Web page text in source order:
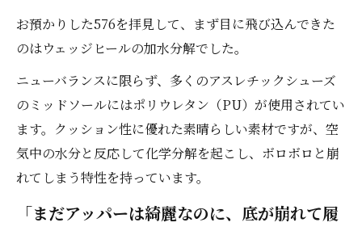
お預かりした576を拝見して、まず目に飛び込んできた
のはウェッジヒールの加水分解でした。
ニューバランスに限らず、多くのアスレチックシューズ
のミッドソールにはポリウレタン（PU）が使用されてい
ます。クッション性に優れた素晴らしい素材ですが、空
気中の水分と反応して化学分解を起こし、ボロボロと崩
れてしまう特性を持っています。
「まだアッパーは綺麗なのに、底が崩れて履